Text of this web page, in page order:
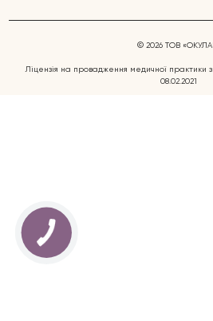
© 2026 ТОВ
Ліцензія на провадження медичної практики
08.02.2021
КНОПКА
ЗВ'ЯЗКУ